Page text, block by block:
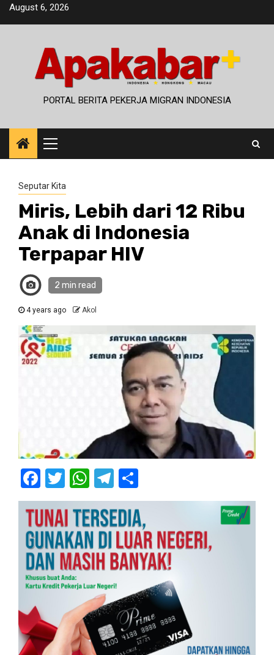
SkipAugust 6, 2026
PORTAL BERITA PEKERJA MIGRAN INDONESIA
Primary
Menu
Seputar Kita
Miris, Lebih dari 12 Ribu
Anak di Indonesia
Terpapar HIV
2 min read
4 years ago Akol
Facebook
TwitterWhatsApp
Telegram